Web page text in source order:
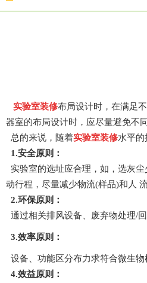
实验室装修布局设计时，在满足
器室的布局设计时，应尽量避免不
总的来说，随着实验室装修水平的
1.安全原则：
实验室的选址应合理，如，选灰
动行程，尽量减少物流(样品)和人 流线
2.环保原则：
通过相关排风设备、废弃物处理/
3.效率原则：
设备、功能区分布力求符合微生物
4.效益原则：